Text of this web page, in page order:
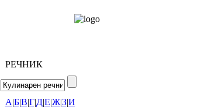
РЕЧНИК
А|Б|В|Г|Д|Е|Ж|З|И